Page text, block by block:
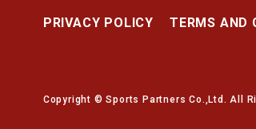
PRIVACY POLICY TERMS AND
Copyright © Sports Partners Co.,Ltd. All